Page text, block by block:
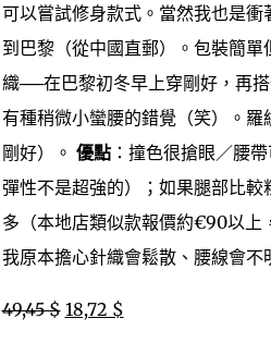
可以嘗試修身款式。當然我也是
到巴黎（從中國直郵）。包裝簡
織──在巴黎初冬早上穿剛好，再
有種稍微小蠻腰的錯覺（笑）。
剛好）。 優點：撞色很搶眼／腰
彈性不是超強的）；如果腿部比
多（本地店類似款報價約€90以
我原本擔心針織會鬆散、腰線會
49,45 $ 18,72 $